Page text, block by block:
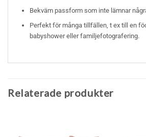
Bekväm passform som inte lämnar
Perfekt för många tillfällen, t ex till en
babyshower eller familjefotografering.
Relaterade produkter